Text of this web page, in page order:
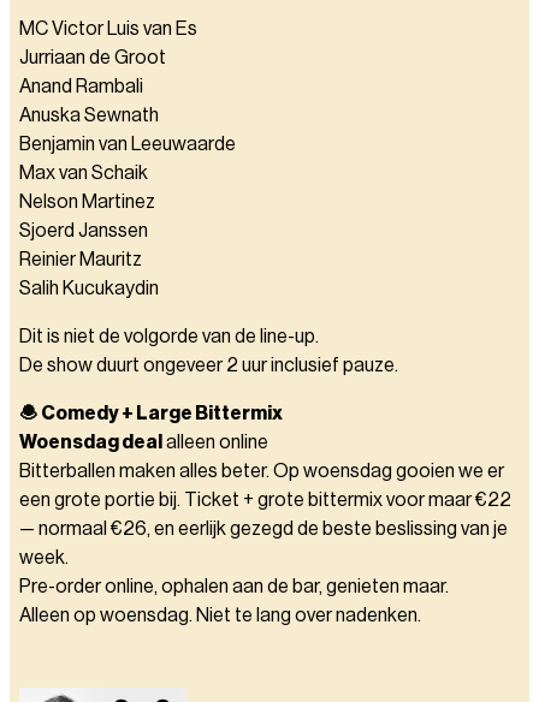
MC Victor Luis van Es
Jurriaan de Groot
Anand Rambali
Anuska Sewnath
Benjamin van Leeuwaarde
Max van Schaik
Nelson Martinez
Sjoerd Janssen
Reinier Mauritz
Salih Kucukaydin
Dit is niet de volgorde van de line-up.
De show duurt ongeveer 2 uur inclusief pauze.
🧆 Comedy + Large Bittermix
Woensdag deal alleen online
Bitterballen maken alles beter. Op woensdag gooien we er
een grote portie bij. Ticket + grote bittermix voor maar €22
— normaal €26, en eerlijk gezegd de beste beslissing van je
week.
Pre-order online, ophalen aan de bar, genieten maar.
Alleen op woensdag. Niet te lang over nadenken.